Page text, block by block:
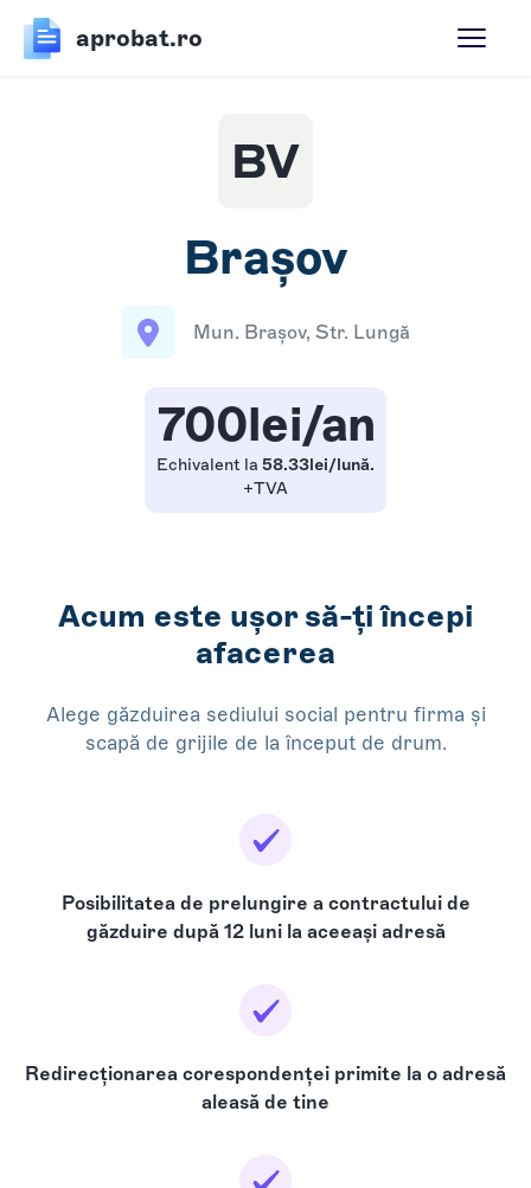
aprobat.ro
BV
Brașov
Mun. Brașov, Str. Lungă
700lei/an
Echivalent la 58.33lei/lună.
+TVA
Acum este ușor să-ți începi
afacerea
Alege găzduirea sediului social pentru firma și
scapă de grijile de la început de drum.
Posibilitatea de prelungire a contractului de
găzduire după 12 luni la aceeași adresă
Redirecționarea corespondenței primite la o adresă
aleasă de tine